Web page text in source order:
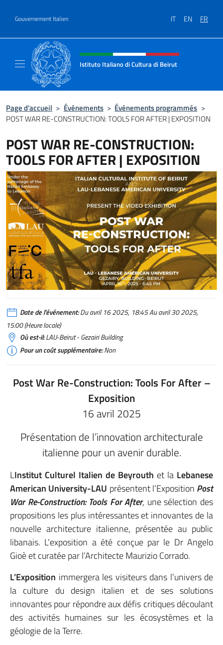
Gouvernement Italien IT EN FR
Site Web, social et en-tête de
Istituto Italiano di Cultura di Beirut
Page d'accueil > Événements > Événements programmés >
POST WAR RE-CONSTRUCTION: TOOLS FOR AFTER | EXPOSITION
POST WAR RE-CONSTRUCTION:
TOOLS FOR AFTER | EXPOSITION
Date de l'événement:Du avril 16 2025, 18:45 Au avril 30 2025,
15:00 (Heure locale)
Où est-il:LAU-Beirut - Gezairi Building
Pour un coût supplémentaire:Non
Post War Re-Construction: Tools For After –
Exposition
16 avril 2025
Présentation de l’innovation architecturale
italienne pour un avenir durable.
LInstitut Culturel Italien de Beyrouth et la Lebanese
American University-LAU présentent l’Exposition Post
War Re-Construction: Tools For After, une sélection des
propositions les plus intéressantes et innovantes de la
nouvelle architecture italienne, présentée au public
libanais. L’exposition a été conçue par le Dr Angelo
Gioè et curatée par l’Architecte Maurizio Corrado.
L’Exposition immergera les visiteurs dans l’univers de
la culture du design italien et de ses solutions
innovantes pour répondre aux défis critiques découlant
des activités humaines sur les écosystèmes et la
géologie de la Terre.